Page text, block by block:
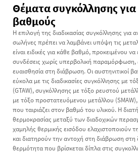
Θέματα συγκόλλησης για
βαθμούς
Η επιλογή της διαδικασίας συγκόλλησης για
σωλήνες πρέπει να λαμβάνει υπόψη τις
είναι ειδικές για κάθε βαθμό, προκειμένου
συνδέσεις χωρίς υπερβολική παραμόρφωση,
ευαισθησία στη διάβρωση. Οι αυστηνιτικοί
εύκολα με τις διαδικασίες συγκόλλησης με
(GTAW), συγκόλλησης με τόξο ρευστού
με τόξο προστατευόμενου μετάλλου
που ταιριάζει στον βαθμό του υλικού. Η
θερμοκρασίας μεταξύ των διαδοχικών
χαμηλής θερμικής εισόδου ελαχιστοποιούν
και διατηρούν την αντοχή στη διάβρωση
θερμότητα που βρίσκεται δίπλα στις